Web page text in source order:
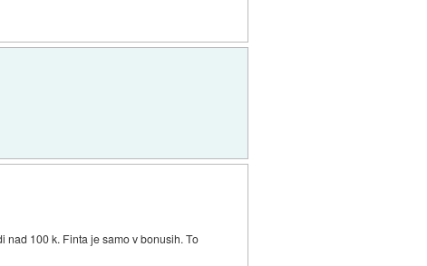
nad 100 k. Finta je samo v bonusih. To